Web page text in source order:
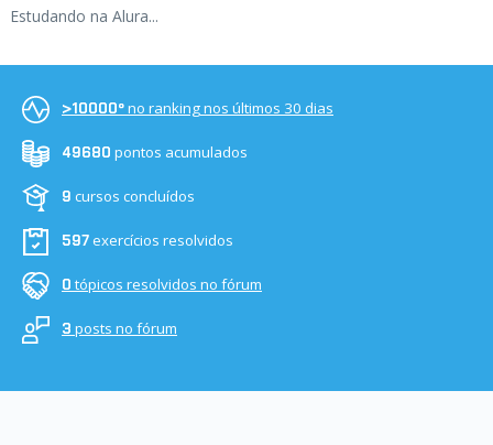
Estudando na Alura...
>10000ºno ranking nos últimos 30 dias
49680 pontos acumulados
9 cursos concluídos
597exercícios resolvidos
0 tópicos resolvidos no fórum
3 posts no fórum